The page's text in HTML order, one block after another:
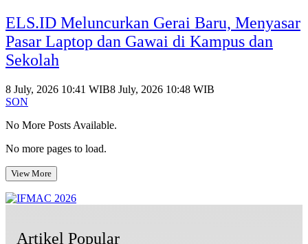
ELS.ID Meluncurkan Gerai Baru, Menyasar
Pasar Laptop dan Gawai di Kampus dan
Sekolah
8 July, 2026 10:41 WIB8 July, 2026 10:48 WIB
SON
No More Posts Available.
No more pages to load.
View More
Artikel Popular